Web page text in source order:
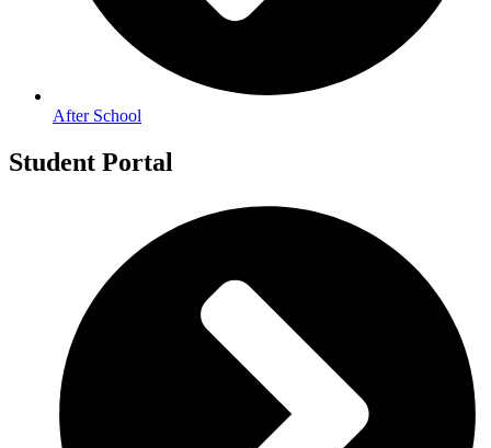
After School
Student Portal